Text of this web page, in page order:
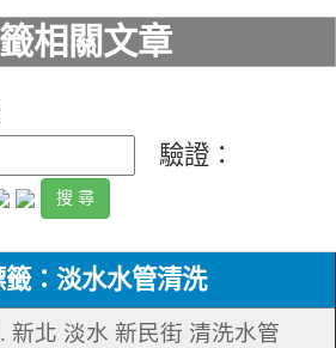
相關文章
驗證：
：淡水水管清洗
新北 淡水 新民街 清洗水管